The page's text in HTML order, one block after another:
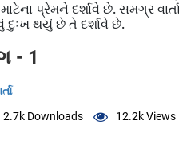
માટેના પ્રેમને દર્શાવે છે. સમગ્ર
દુઃખ થયું છે તે દર્શાવે છે.
- 1
2.7k Downloads 12.2kViews